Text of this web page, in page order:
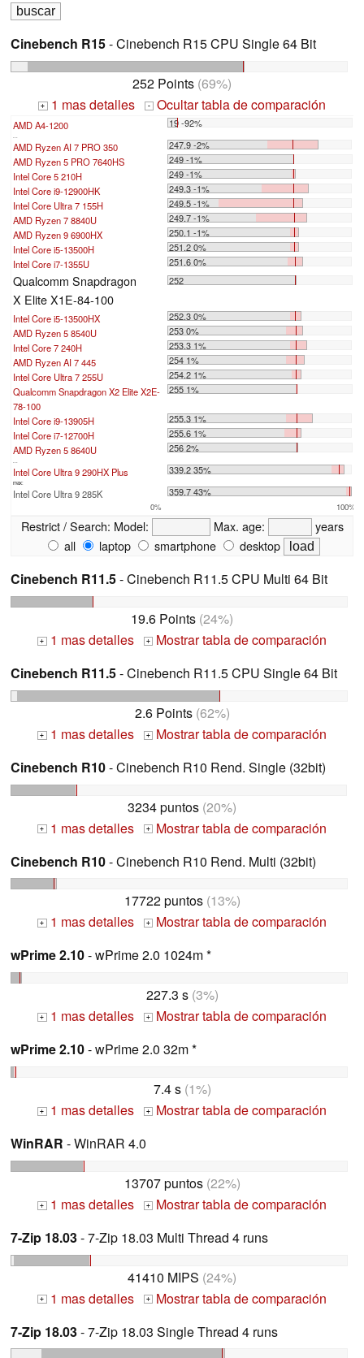
Cinebench R15- Cinebench R15 CPU Single 64 Bit
252 Points (69%)
+ 1 mas detalles - Ocultar tabla de comparación
AMD A4-1200 19 -92%
...
AMD Ryzen AI 7 PRO 350
247.9 -2%
AMD Ryzen 5 PRO 7640HS
249 -1%
Intel Core 5 210H
249 -1%
Intel Core i9-12900HK
249.3 -1%
Intel Core Ultra 7 155H
249.5 -1%
AMD Ryzen 7 8840U
249.7 -1%
AMD Ryzen 9 6900HX
250.1 -1%
Intel Core i5-13500H
251.2 0%
Intel Core i7-1355U
251.6 0%
Qualcomm Snapdragon
X Elite X1E-84-100
252
Intel Core i5-13500HX
252.3 0%
AMD Ryzen 5 8540U
253 0%
Intel Core 7 240H
253.3 1%
AMD Ryzen AI 7 445
254 1%
Intel Core Ultra 7 255U
254.2 1%
Qualcomm Snapdragon X2 Elite X2E-
78-100
255 1%
Intel Core i9-13905H
255.3 1%
Intel Core i7-12700H
255.6 1%
AMD Ryzen 5 8640U
256 2%
...
Intel Core Ultra 9 290HX Plus 339.2 35%
max:
Intel Core Ultra 9 285K 359.7 43%
0% 100%
Restrict / Search: Model: Max. age:
years
all
laptop smartphone desktop
Cinebench R11.5- Cinebench R11.5 CPU Multi 64 Bit
19.6 Points (24%)
+ 1 mas detalles +
Mostrar tabla de comparación
Cinebench R11.5- Cinebench R11.5 CPU Single 64 Bit
2.6 Points(62%)
+ 1 mas detalles +
Mostrar tabla de comparación
Cinebench R10- Cinebench R10 Rend. Single (32bit)
3234 puntos (20%)
+ 1 mas detalles +
Mostrar tabla de comparación
Cinebench R10- Cinebench R10 Rend. Multi (32bit)
17722 puntos(13%)
+ 1 mas detalles +
Mostrar tabla de comparación
wPrime 2.10- wPrime 2.0 1024m *
227.3 s(3%)
+ 1 mas detalles +
Mostrar tabla de comparación
wPrime 2.10- wPrime 2.0 32m *
7.4 s(1%)
+ 1 mas detalles +
Mostrar tabla de comparación
WinRAR - WinRAR 4.0
13707 puntos(22%)
+ 1 mas detalles +
Mostrar tabla de comparación
7-Zip 18.03- 7-Zip 18.03 Multi Thread 4 runs
41410 MIPS (24%)
+ 1 mas detalles +
Mostrar tabla de comparación
7-Zip 18.03- 7-Zip 18.03 Single Thread 4 runs